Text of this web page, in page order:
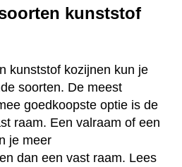
kunststof
kunststof kozijnen kun je
soorten. De meest
goedkoopste optie is de
raam. Een valraam of een
je meer
dan een vast raam. Lees